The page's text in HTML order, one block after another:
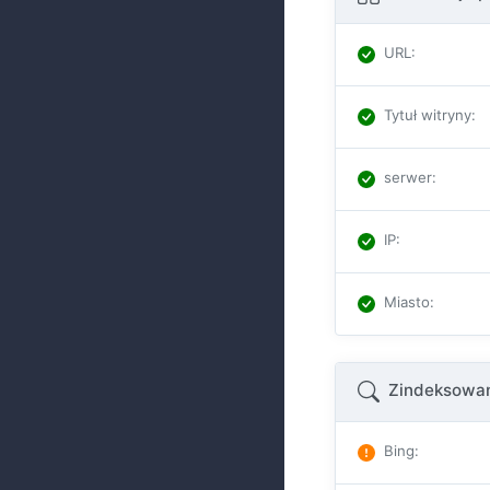
URL:
Tytuł witryny:
serwer:
IP:
Miasto:
Bing: